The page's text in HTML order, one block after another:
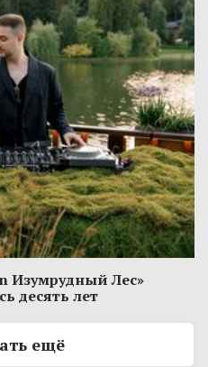
Изумрудный Лес»
десять лет
ещё